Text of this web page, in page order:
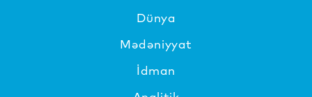
Dünya
Mədəniyyat
İdman